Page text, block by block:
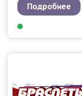
Подробнее